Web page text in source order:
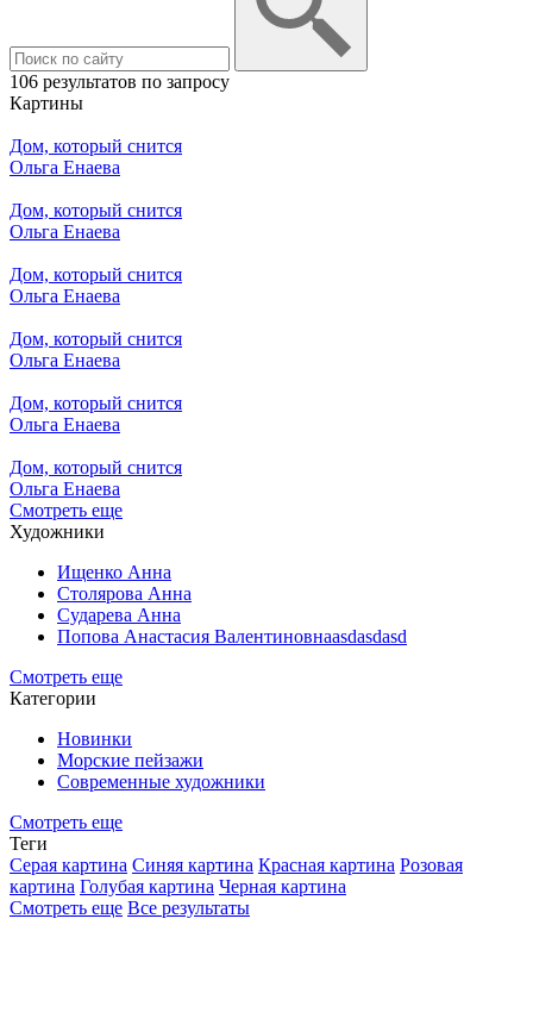
106 результатов по запросу
Картины
Дом, который снится
Ольга Енаева
Дом, который снится
Ольга Енаева
Дом, который снится
Ольга Енаева
Дом, который снится
Ольга Енаева
Дом, который снится
Ольга Енаева
Дом, который снится
Ольга Енаева
Смотреть еще
Художники
Ищенко Анна
Столярова Анна
Сударева Анна
Попова Анастасия Валентиновнаasdasdasd
Смотреть еще
Категории
Новинки
Морские пейзажи
Современные художники
Смотреть еще
Теги
Серая картина Синяя картина Красная картина Розовая
картина Голубая картина Черная картина
Смотреть еще Все результаты